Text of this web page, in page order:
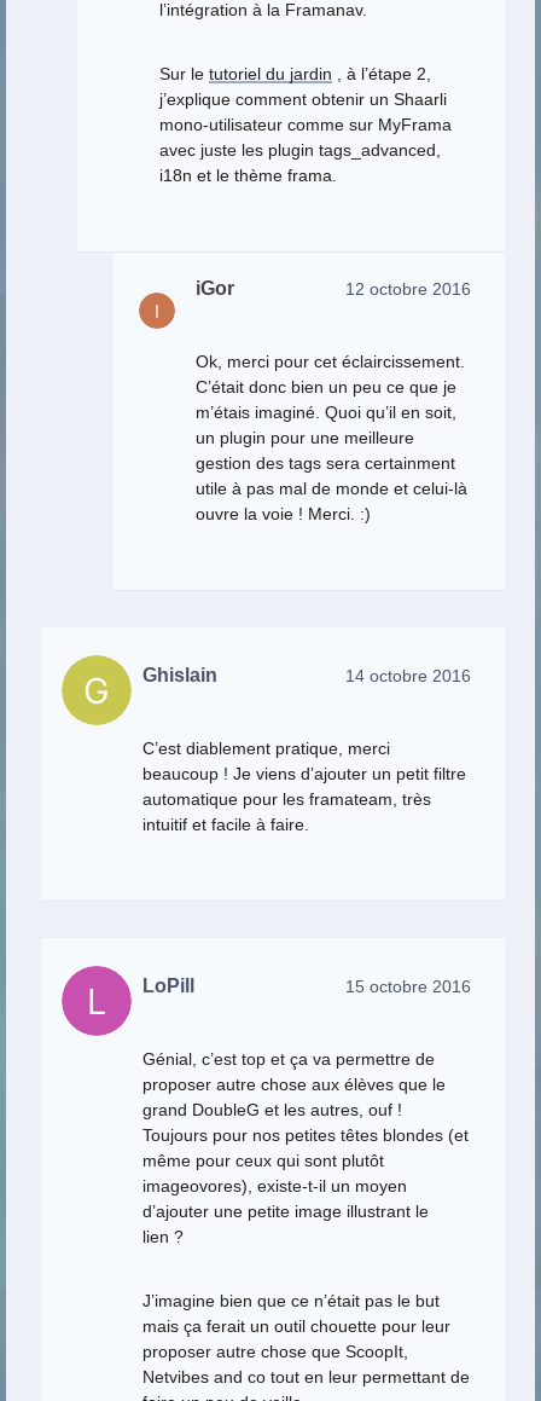
l’intégration à la Framanav.
Sur le tutoriel du jardin , à l’étape 2,
j’explique comment obtenir un Shaarli
mono-utilisateur comme sur MyFrama
avec juste les plugin tags_advanced,
i18n et le thème frama.
iGor 12 octobre 2016
Ok, merci pour cet éclaircissement.
C’était donc bien un peu ce que je
m’étais imaginé. Quoi qu’il en soit,
un plugin pour une meilleure
gestion des tags sera certainment
utile à pas mal de monde et celui-là
ouvre la voie ! Merci. :)
Ghislain 14 octobre 2016
C’est diablement pratique, merci
beaucoup ! Je viens d’ajouter un petit filtre
automatique pour les framateam, très
intuitif et facile à faire.
LoPill 15 octobre 2016
Génial, c’est top et ça va permettre de
proposer autre chose aux élèves que le
grand DoubleG et les autres, ouf !
Toujours pour nos petites têtes blondes (et
même pour ceux qui sont plutôt
imageovores), existe-t-il un moyen
d’ajouter une petite image illustrant le
lien ?
J’imagine bien que ce n’était pas le but
mais ça ferait un outil chouette pour leur
proposer autre chose que ScoopIt,
Netvibes and co tout en leur permettant de